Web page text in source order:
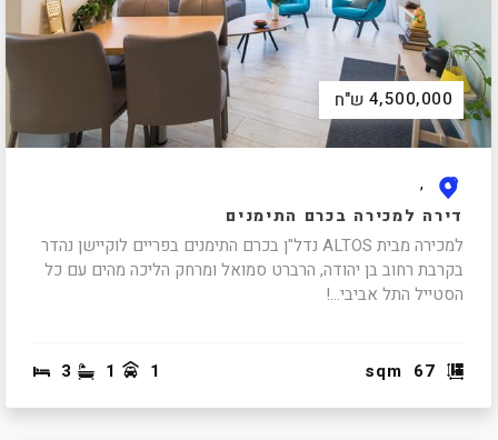
4,500,000 ש"ח
,
דירה למכירה בכרם התימנים
למכירה מבית ALTOS נדל"ן בכרם התימנים בפריים לוקיישן נהדר
בקרבת רחוב בן יהודה, הרברט סמואל ומרחק הליכה מהים עם כל
הסטייל התל אביבי...!
sqm 67
3 1 1